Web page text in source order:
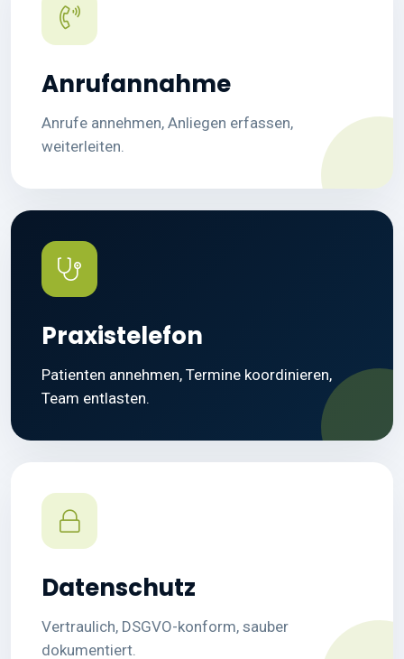
Anrufannahme
Anrufe annehmen, Anliegen erfassen,
weiterleiten.
Praxistelefon
Patienten annehmen, Termine koordinieren,
Team entlasten.
Datenschutz
Vertraulich, DSGVO-konform, sauber
dokumentiert.